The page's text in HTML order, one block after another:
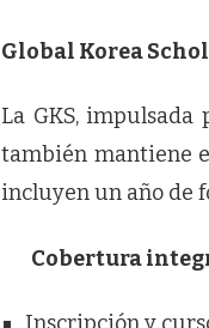
Global Korea
La GKS,
también mantiene
incluyen un año de
Cobertura